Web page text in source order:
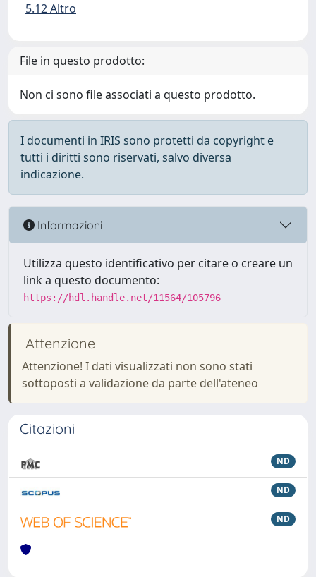
5.12 Altro
File in questo prodotto:
Non ci sono file associati a questo prodotto.
I documenti in IRIS sono protetti da copyright e
tutti i diritti sono riservati, salvo diversa
indicazione.
Informazioni
Utilizza questo identificativo per citare o creare un
link a questo documento:
https://hdl.handle.net/11564/105796
Attenzione
Attenzione! I dati visualizzati non sono stati
sottoposti a validazione da parte dell'ateneo
Citazioni
ND
ND
ND